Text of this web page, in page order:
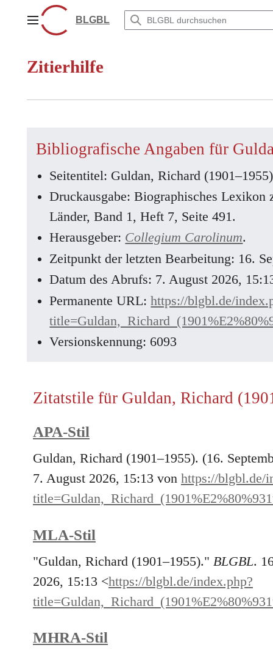
springenHauptmenüBLGBL
Zitierhilfe
Bibliografische Angaben für
Seitentitel: Guldan, Richard (1901–1955)
Druckausgabe: Biographisches Lexikon
Länder, Band 1, Heft 7, Seite 491.
Herausgeber: Collegium Carolinum.
Zeitpunkt der letzten Bearbeitung: 16.
Datum des Abrufs: 7. August 2026,
Permanente URL:https://blgbl.de/
Versionskennung: 6093
Zitatstile für Guldan, Richard
APA-Stil
Guldan, Richard (1901–1955). (16.
7. August 2026, 15:13 von https://blgbl.de/
MLA-Stil
"Guldan, Richard (1901–1955)." BLGBL.
2026, 15:13 <https://blgbl.de/index.php?
MHRA-Stil